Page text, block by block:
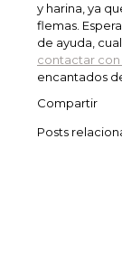
y harina, ya
flemas.
de ayuda,
contactar
encantados
Compartir
Posts